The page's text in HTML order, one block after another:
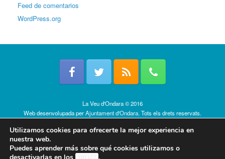
Feed de comentarios
WordPress.org
La Veu d'Ondara © 2016
Web desenvolupada perAjuntament d'Ondara. Tots els drets reservats.
Utilizamos cookies para ofrecerte la mejor experiencia en
nuestra web.
Puedes aprender más sobre qué cookies utilizamos o